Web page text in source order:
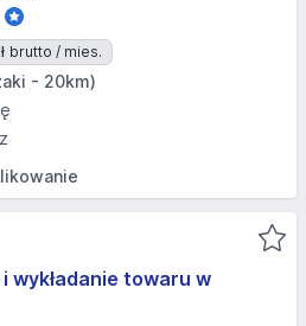
brutto / mies.
- 20km)
wykładanie towaru w